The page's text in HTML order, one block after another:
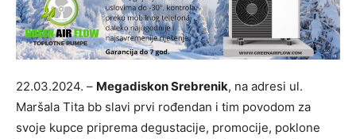
22.03.2024. – Megadiskon Srebrenik, na adresi ul.
Maršala Tita bb slavi prvi rođendan i tim povodom za
svoje kupce priprema degustacije, promocije, poklone